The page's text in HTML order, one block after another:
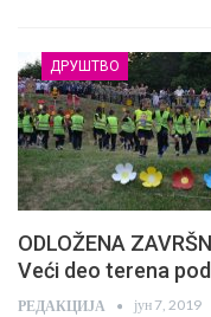
ДРУШТВО
ODLOŽENA
Veći deo terena
РЕДАКЦИЈА јун 7, 2019